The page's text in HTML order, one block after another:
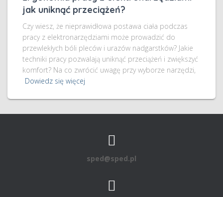
jak uniknąć przeciążeń?
Czy wiesz, że nieprawidłowa postawa ciała podczas
pracy z elektronarzędziami może prowadzić do
przewlekłych bóli pleców i urazów nadgarstków? Jakie
techniki pracy pozwalają uniknąć przeciążeń i zwiększyć
komfort? Na co zwrócić uwagę przy wyborze narzędzi,
Dowiedz się więcej
sped@sped.pl